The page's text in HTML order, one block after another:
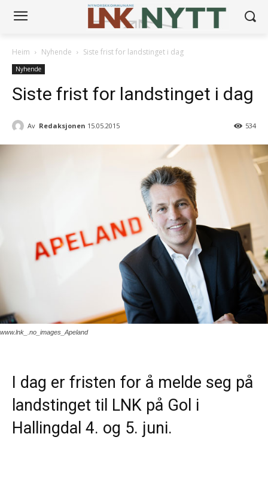
Heim Nyhende Siste frist for landstinget i dag
Nyhende
Siste frist for landstinget i dag
Av Redaksjonen 15.05.2015 534
www.lnk_.no_images_Apeland
I dag er fristen for å melde seg på
landstinget til LNK på Gol i
Hallingdal 4. og 5. juni.